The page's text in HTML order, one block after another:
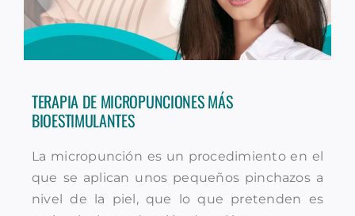
TERAPIA DE MICROPUNCIONES MÁS
BIOESTIMULANTES
La micropunción es un procedimiento en el
que se aplican unos pequeños pinchazos a
nivel de la piel, que lo que pretenden es